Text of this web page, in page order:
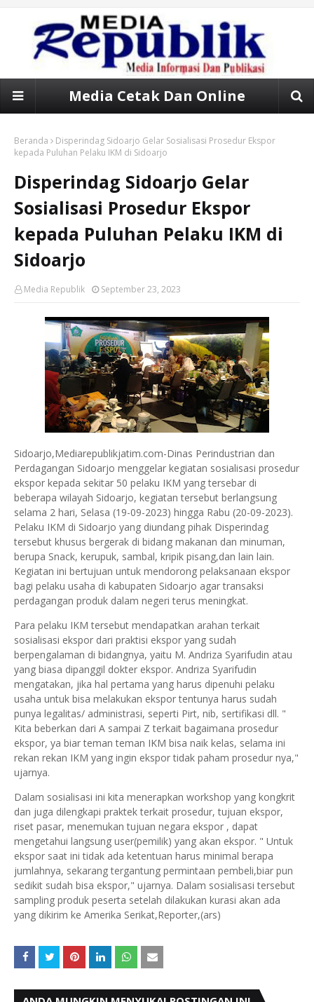
Media Cetak Dan Online
Beranda
Disperindag Sidoarjo Gelar Sosialisasi Prosedur Ekspor
kepada Puluhan Pelaku IKM di Sidoarjo
Disperindag Sidoarjo Gelar
Sosialisasi Prosedur Ekspor
kepada Puluhan Pelaku IKM di
Sidoarjo
Media Republik September 23, 2023
Sidoarjo,Mediarepublikjatim.com-Dinas Perindustrian dan
Perdagangan Sidoarjo menggelar kegiatan sosialisasi prosedur
ekspor kepada sekitar 50 pelaku IKM yang tersebar di
beberapa wilayah Sidoarjo, kegiatan tersebut berlangsung
selama 2 hari, Selasa (19-09-2023) hingga Rabu (20-09-2023).
Pelaku IKM di Sidoarjo yang diundang pihak Disperindag
tersebut khusus bergerak di bidang makanan dan minuman,
berupa Snack, kerupuk, sambal, kripik pisang,dan lain lain.
Kegiatan ini bertujuan untuk mendorong pelaksanaan ekspor
bagi pelaku usaha di kabupaten Sidoarjo agar transaksi
perdagangan produk dalam negeri terus meningkat.
Para pelaku IKM tersebut mendapatkan arahan terkait
sosialisasi ekspor dari praktisi ekspor yang sudah
berpengalaman di bidangnya, yaitu M. Andriza Syarifudin atau
yang biasa dipanggil dokter ekspor. Andriza Syarifudin
mengatakan, jika hal pertama yang harus dipenuhi pelaku
usaha untuk bisa melakukan ekspor tentunya harus sudah
punya legalitas/ administrasi, seperti Pirt, nib, sertifikasi dll. "
Kita beberkan dari A sampai Z terkait bagaimana prosedur
ekspor, ya biar teman teman IKM bisa naik kelas, selama ini
rekan rekan IKM yang ingin ekspor tidak paham prosedur nya,"
ujarnya.
Dalam sosialisasi ini kita menerapkan workshop yang kongkrit
dan juga dilengkapi praktek terkait prosedur, tujuan ekspor,
riset pasar, menemukan tujuan negara ekspor , dapat
mengetahui langsung user(pemilik) yang akan ekspor. " Untuk
ekspor saat ini tidak ada ketentuan harus minimal berapa
jumlahnya, sekarang tergantung permintaan pembeli,biar pun
sedikit sudah bisa ekspor," ujarnya. Dalam sosialisasi tersebut
sampling produk peserta setelah dilakukan kurasi akan ada
yang dikirim ke Amerika Serikat,Reporter,(ars)